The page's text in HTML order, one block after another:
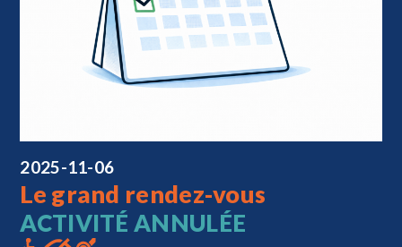
2025-11-06
Le grand rendez-vous
ACTIVITÉ ANNULÉE